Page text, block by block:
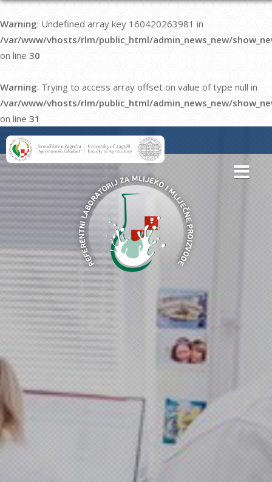
Warning: Undefined array key 160420263981 in
/var/www/vhosts/rlm/public_html/admin_news_new/
on line 30
Warning: Trying to access array offset on value of type null in
/var/www/vhosts/rlm/public_html/admin_news_new/
on line 31